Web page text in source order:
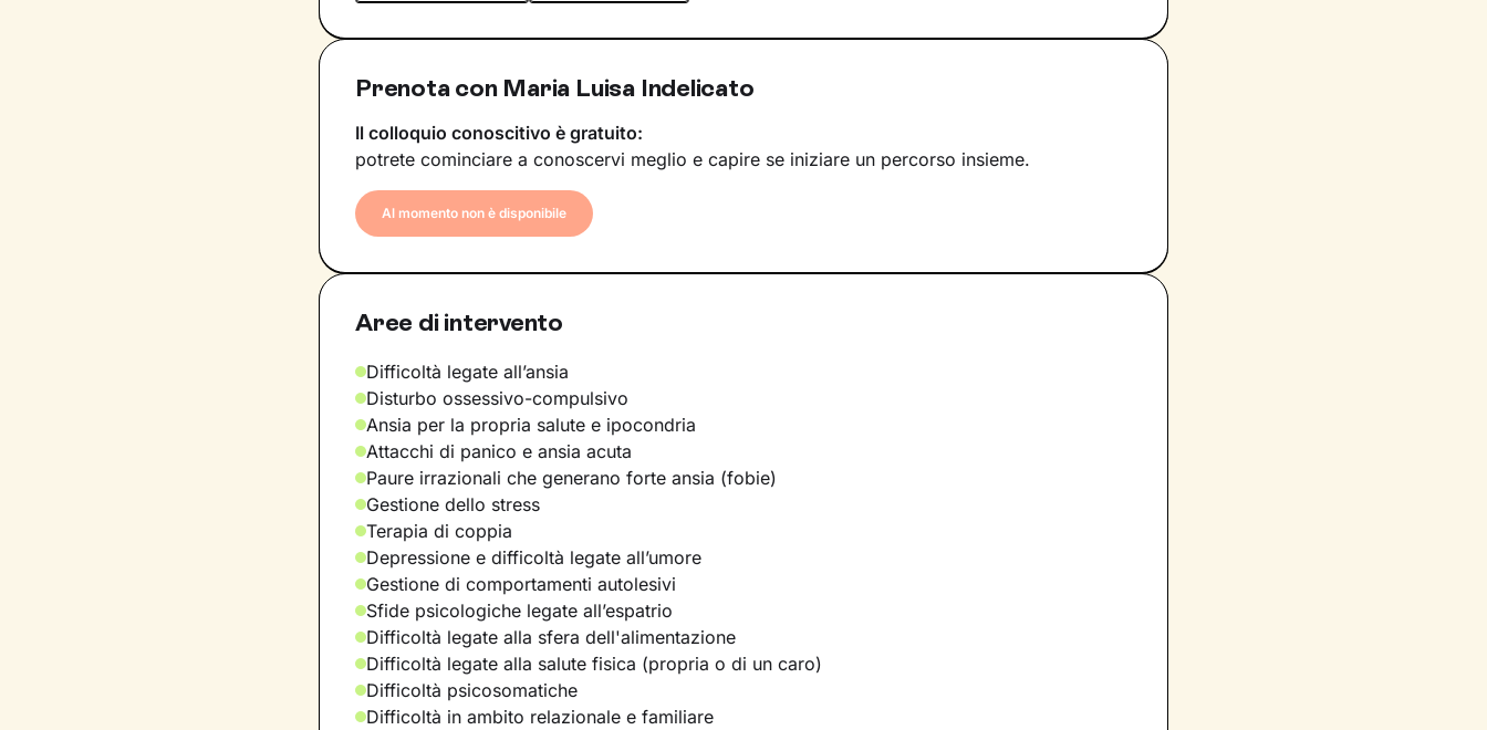
Prenota con Maria Luisa Indelicato
Il colloquio conoscitivo è gratuito:
potrete cominciare a conoscervi meglio e capire se iniziare un percorso insieme.
Al momento non è disponibile
Aree di intervento
Difficoltà legate all’ansia
Disturbo ossessivo-compulsivo
Ansia per la propria salute e ipocondria
Attacchi di panico e ansia acuta
Paure irrazionali che generano forte ansia (fobie)
Gestione dello stress
Terapia di coppia
Depressione e difficoltà legate all’umore
Gestione di comportamenti autolesivi
Sfide psicologiche legate all’espatrio
Difficoltà legate alla sfera dell'alimentazione
Difficoltà legate alla salute fisica (propria o di un caro)
Difficoltà psicosomatiche
Difficoltà in ambito relazionale e familiare